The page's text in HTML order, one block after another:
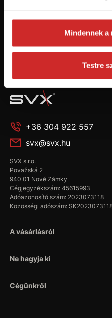
Mindennek a
Testre
Kövess minket a
Váltás SVX csatornára
+36 304 922 557
svx@svx.hu
SVX s.r.o.
Považská 2
940 01 Nové Zámky
Cégjegyzékszám: 45615993
Adóazonosító szám: 2023073118
Közösségi adószám: SK2023073118
A vásárlásról
Ne hagyja ki
Cégünkről